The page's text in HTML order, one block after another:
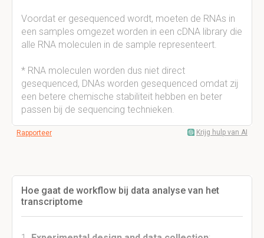
Voordat er gesequenced wordt, moeten de RNAs in
een samples omgezet worden in een cDNA library die
alle RNA moleculen in de sample representeert.
* RNA moleculen worden dus niet direct
gesequenced, DNAs worden gesequenced omdat zij
een betere chemische stabiliteit hebben en beter
passen bij de sequencing technieken.
Rapporteer Krijg hulp van AI
Hoe gaat de workflow bij data analyse van het
transcriptome